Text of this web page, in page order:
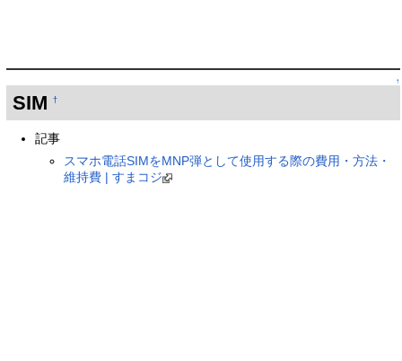
↑
SIM †
記事
スマホ電話SIMをMNP弾として使用する際の費用・方法・
維持費 | すまコジ